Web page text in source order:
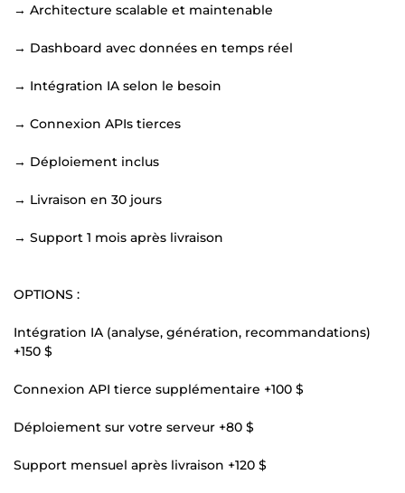
→ Architecture scalable et maintenable
→ Dashboard avec données en temps réel
→ Intégration IA selon le besoin
→ Connexion APIs tierces
→ Déploiement inclus
→ Livraison en 30 jours
→ Support 1 mois après livraison
OPTIONS :
Intégration IA (analyse, génération, recommandations)
+150 $
Connexion API tierce supplémentaire +100 $
Déploiement sur votre serveur +80 $
Support mensuel après livraison +120 $